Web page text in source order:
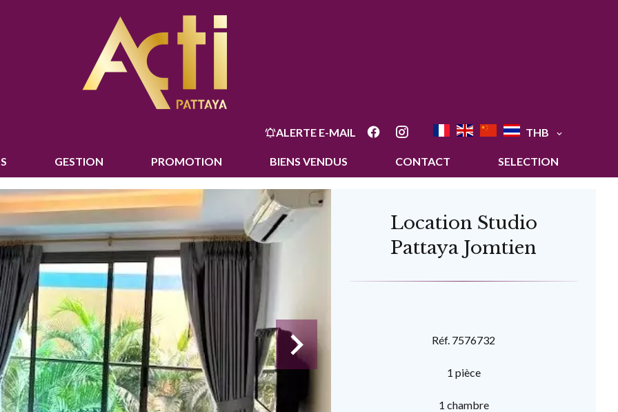
ALERTE E-MAIL THB
GESTION PROMOTION BIENS VENDUS CONTACT SELECTION
Location Studio
Pattaya Jomtien
Réf. 7576732
1 pièce
1 chambre